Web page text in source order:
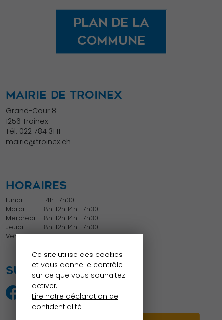
Plan de la
commune
MAIRIE DE TROINEX
Grand-Cour 8
1256 Troinex
Tél. 022 784 31 11
mairie@troinex.ch
HORAIRES
Lundi
Mardi
Mercredi
Jeudi
Vendredi
14h-17h30
8h-12h 14h-17h30
8h-12h 14h-17h30
8h-12h 14h-17h30
8h-12h
SUIVEZ NOUS
Ce site utilise des cookies
et vous donne le contrôle
sur ce que vous souhaitez
activer.
Lire notre déclaration de
confidentialité
puissions
améliorer la
fonctionnalité
et la structure
possible lors